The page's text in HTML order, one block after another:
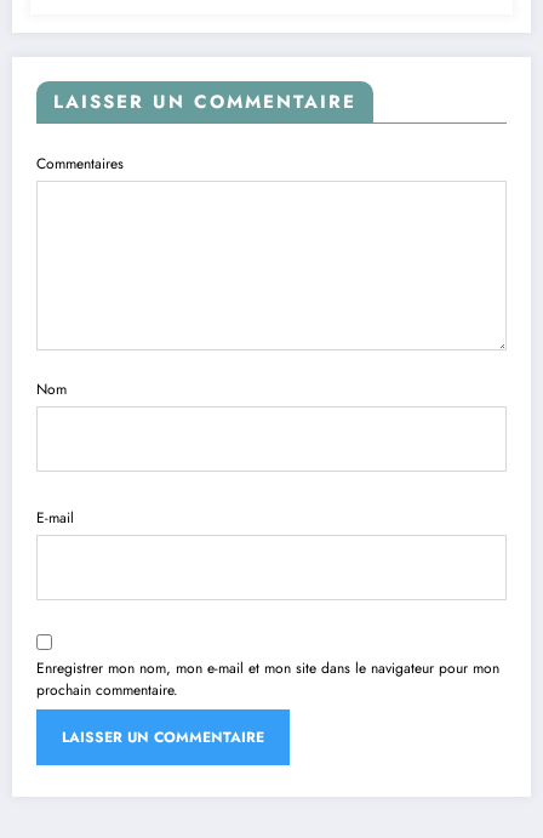
LAISSER UN COMMENTAIRE
Commentaires
Nom
E-mail
Enregistrer mon nom, mon e-mail et mon site dans le navigateur pour mon
prochain commentaire.